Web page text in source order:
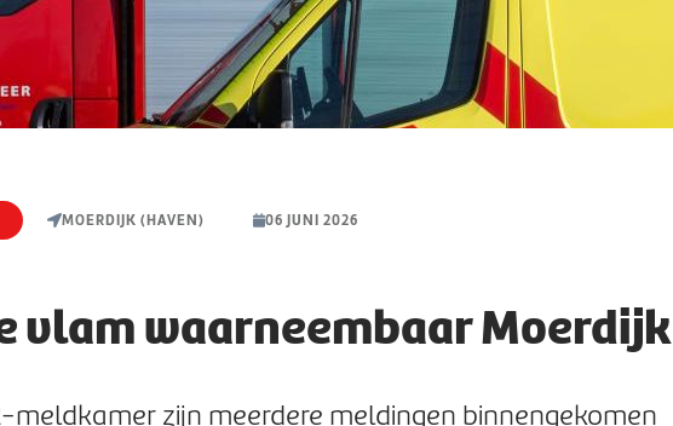
MOERDIJK (HAVEN) 06 JUNI 2026
vlam waarneembaar Moerdijk
meldkamer zijn meerdere meldingen binnengekomen